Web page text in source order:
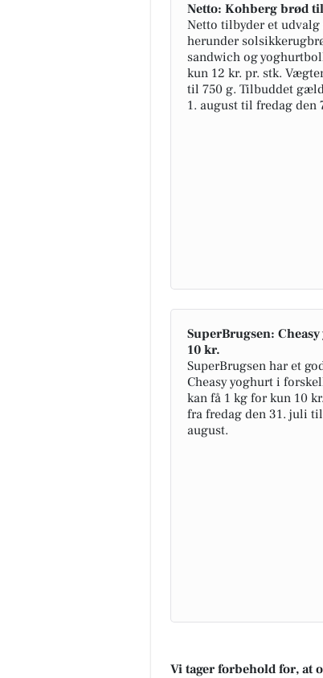
Netto: Kohberg brød
Netto tilbyder et udvalg
herunder
sandwich og
kun 12 kr. pr. stk.
til 750 g. Tilbuddet
1. august til fredag den
SuperBrugsen:
10 kr.
SuperBrugsen har et
Cheasy yoghurt i
kan få 1 kg for kun 10
fra fredag den 31. juli
august.
Vi tager forbehold for, at